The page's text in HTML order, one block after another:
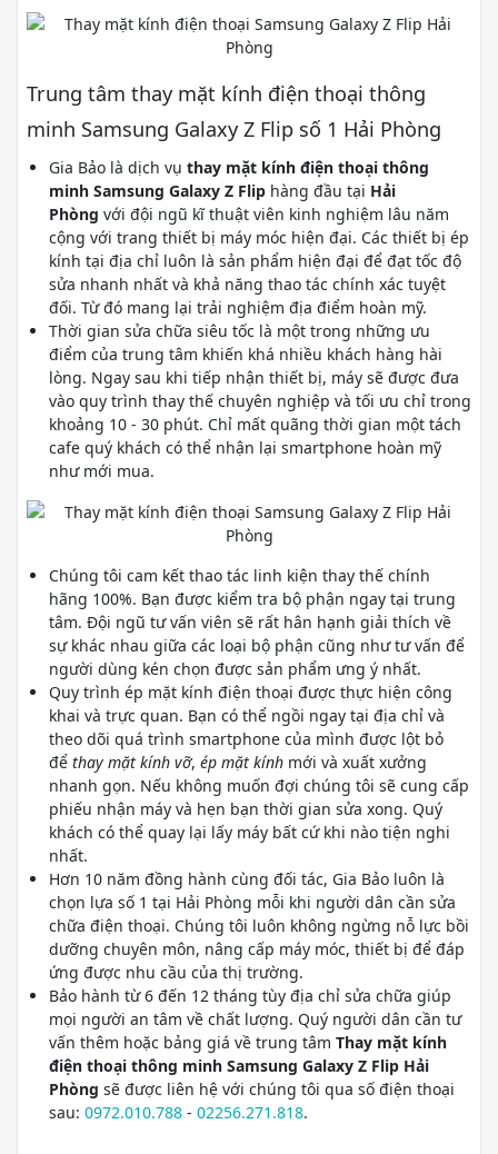
Trung tâm thay mặt kính điện thoại thông
minh Samsung Galaxy Z Flip số 1 Hải Phòng
Gia Bảo là dịch vụ thay mặt kính điện thoại thông
minh Samsung Galaxy Z Flip hàng đầu tại Hải
Phòng với đội ngũ kĩ thuật viên kinh nghiệm lâu năm
cộng với trang thiết bị máy móc hiện đại. Các thiết bị ép
kính tại địa chỉ luôn là sản phẩm hiện đại để đạt tốc độ
sửa nhanh nhất và khả năng thao tác chính xác tuyệt
đối. Từ đó mang lại trải nghiệm địa điểm hoàn mỹ.
Thời gian sửa chữa siêu tốc là một trong những ưu
điểm của trung tâm khiến khá nhiều khách hàng hài
lòng. Ngay sau khi tiếp nhận thiết bị, máy sẽ được đưa
vào quy trình thay thế chuyên nghiệp và tối ưu chỉ trong
khoảng 10 - 30 phút. Chỉ mất quãng thời gian một tách
cafe quý khách có thể nhận lại smartphone hoàn mỹ
như mới mua.
Chúng tôi cam kết thao tác linh kiện thay thế chính
hãng 100%. Bạn được kiểm tra bộ phận ngay tại trung
tâm. Đội ngũ tư vấn viên sẽ rất hân hạnh giải thích về
sự khác nhau giữa các loại bộ phận cũng như tư vấn để
người dùng kén chọn được sản phẩm ưng ý nhất.
Quy trình ép mặt kính điện thoại được thực hiện công
khai và trực quan. Bạn có thể ngồi ngay tại địa chỉ và
theo dõi quá trình smartphone của mình được lột bỏ
để thay mặt kính vỡ, ép mặt kính mới và xuất xưởng
nhanh gọn. Nếu không muốn đợi chúng tôi sẽ cung cấp
phiếu nhận máy và hẹn bạn thời gian sửa xong. Quý
khách có thể quay lại lấy máy bất cứ khi nào tiện nghi
nhất.
Hơn 10 năm đồng hành cùng đối tác, Gia Bảo luôn là
chọn lựa số 1 tại Hải Phòng mỗi khi người dân cần sửa
chữa điện thoại. Chúng tôi luôn không ngừng nỗ lực bồi
dưỡng chuyên môn, nâng cấp máy móc, thiết bị để đáp
ứng được nhu cầu của thị trường.
Bảo hành từ 6 đến 12 tháng tùy địa chỉ sửa chữa giúp
mọi người an tâm về chất lượng. Quý người dân cần tư
vấn thêm hoặc bảng giá về trung tâm Thay mặt kính
điện thoại thông minh Samsung Galaxy Z Flip Hải
Phòng sẽ được liên hệ với chúng tôi qua số điện thoại
sau: 0972.010.788 - 02256.271.818.